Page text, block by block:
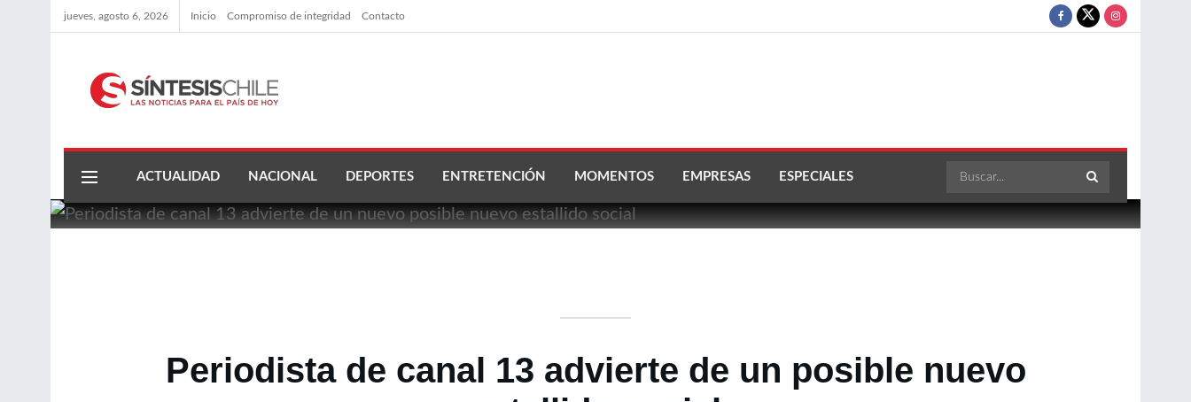
jueves, agosto 6, 2026 Inicio Compromiso de integridad Contacto
ACTUALIDAD NACIONAL DEPORTES ENTRETENCIÓN MOMENTOS EMPRESAS ESPECIALES
Periodista de canal 13 advierte de un posible nuevo